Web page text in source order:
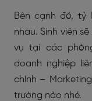
Bên cạnh đó, tỷ
nhau. Sinh viên
vụ tại các
doanh nghiệp
chính –
trường nào nhé.